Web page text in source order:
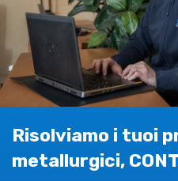
Risolviamo i tuoi
metallurgici,